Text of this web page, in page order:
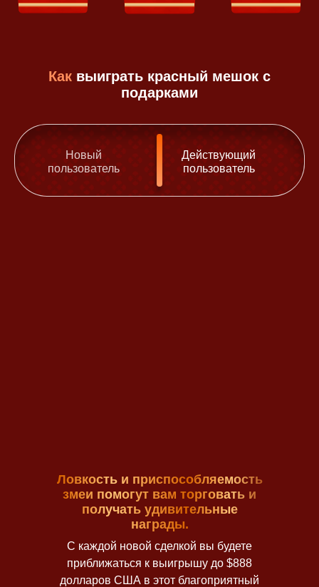
Как выиграть красный мешок с
подарками
Новый
пользователь
Действующий
пользователь
2
Ловкость и приспособляемость
змеи помогут вам торговать и
получать удивительные
награды.
С каждой новой сделкой вы будете
приближаться к выигрышу до $888
долларов США в этот благоприятный